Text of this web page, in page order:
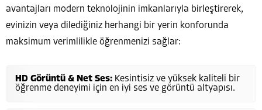
avantajları modern teknolojinin imkanlarıyla birleştirerek,
evinizin veya dilediğiniz herhangi bir yerin konforunda
maksimum verimlilikle öğrenmenizi sağlar:
HD Görüntü & Net Ses: Kesintisiz ve yüksek kaliteli bir
öğrenme deneyimi için en iyi ses ve görüntü altyapısı.